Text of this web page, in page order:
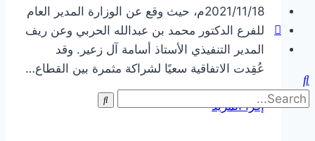
2021/11/18م، حيث وقع عن الوزارة المدير العام
للفرع الدكتور محمد بن عبدالله الحربي وعن ريف
المدير التنفيذي الأستاذ أسامة آل زعير. وقد
عُقِدت الاتفاقية سعيًا لشراكة مثمرة بين القطاع…
إقرأ المزيد